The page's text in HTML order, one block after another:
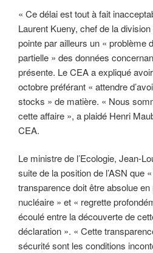
« Ce délai est tout à fait
Laurent Kueny, chef de la
pointe par ailleurs un « problème
partielle » des données
présente. Le CEA a expliqué
octobre préférant « attendre
stocks » de matière. « Nous
cette affaire », a plaidé Henri
CEA.
Le ministre de l’Ecologie, Jean-
suite de la position de l’ASN que
transparence doit être absolue
nucléaire » et « regrette
écoulé entre la découverte de
déclaration ». « Cette
sécurité sont les conditions